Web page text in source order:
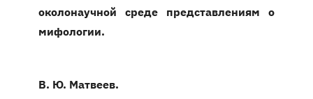
околонаучной среде представлениям о
мифологии.
В. Ю. Матвеев.